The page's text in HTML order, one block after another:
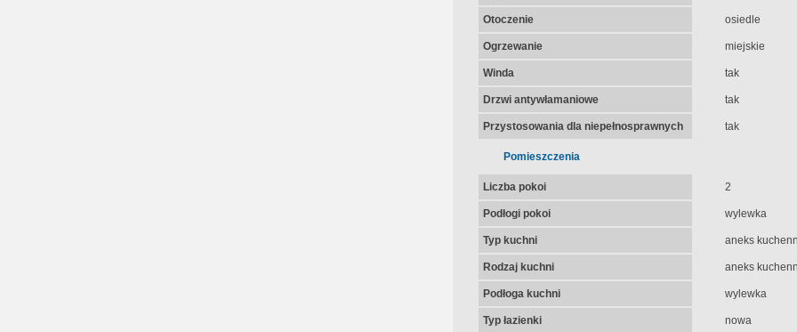
Otoczenie osiedle
Ogrzewanie miejskie
Winda tak
Drzwi antywłamaniowe tak
Przystosowania dla niepełnosprawnych tak
Pomieszczenia
Liczba pokoi 2
Podłogi pokoi wylewka
Typ kuchni aneks
Rodzaj kuchni aneks
Podłoga kuchni wylewka
Typ łazienki nowa